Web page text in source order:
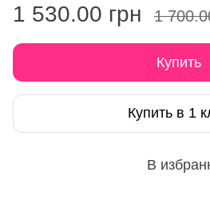
1 530.00 грн 1
Купить
Купить в 1
В